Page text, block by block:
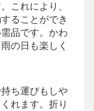
これにより、
ることができ
品です。かわ
の日も楽しく
ち運びもしや
れます。折り